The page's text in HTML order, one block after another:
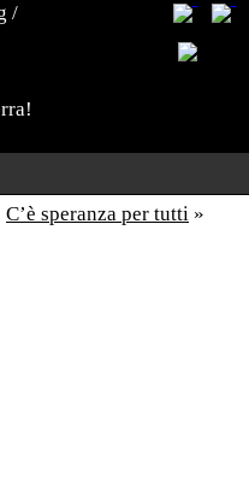
/
C’è speranza per tutti »